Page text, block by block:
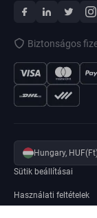
Biztonságos
Hungary,
Sütik beállításai
Használati feltételek